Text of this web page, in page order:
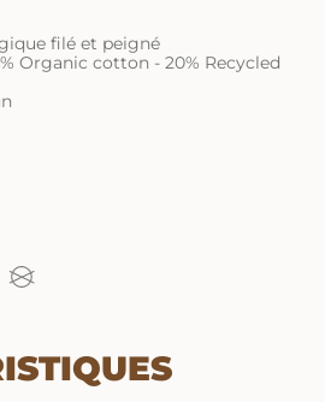
filé et peigné
Organic cotton - 20% Recycled